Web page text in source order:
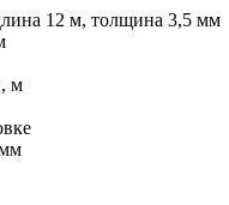
12 м, толщина 3,5 мм
м